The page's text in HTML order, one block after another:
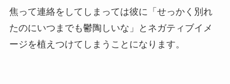
焦って連絡をしてしまっては彼に「せっかく別れ
たのにいつまでも鬱陶しいな」とネガティブイメ
ージを植えつけてしまうことになります。